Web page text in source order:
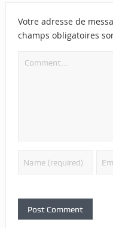
Votre adresse de
champs obligatoires